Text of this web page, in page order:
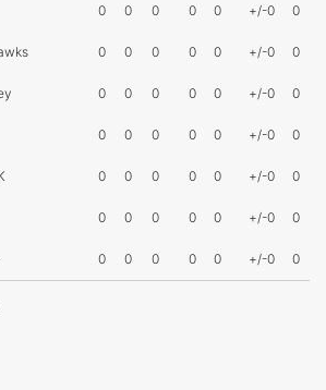
0 0 0 0 0 +/-0 0
0 0 0 0 0 +/-0 0
0 0 0 0 0 +/-0 0
0 0 0 0 0 +/-0 0
0 0 0 0 0 +/-0 0
0 0 0 0 0 +/-0 0
0 0 0 0 0 +/-0 0